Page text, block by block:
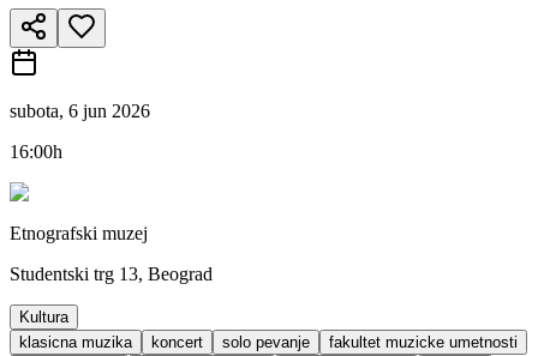
subota, 6 jun 2026
16:00h
Etnografski muzej
Studentski trg 13, Beograd
Kultura
klasicna muzika
koncert solo pevanje
fakultet muzicke umetnosti